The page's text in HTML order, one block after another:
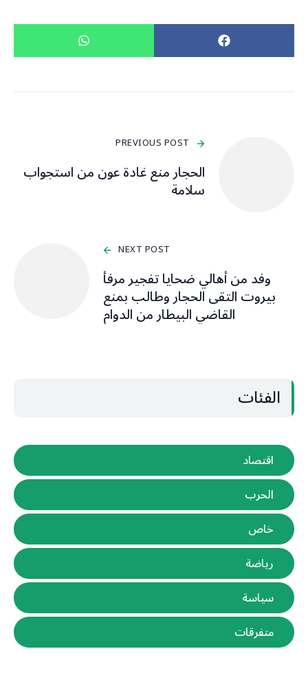
PREVIOUS POST
الحجار منع غادة عون من استجواب
سلامة
NEXT POST
وفد من أهالي ضحايا تفجير مرفأ
بيروت التقى الحجار وطالب بمنع
القاضي البيطار من الدوام
الفئات
اقتصاد
الحرب
خاص
رياضة
سياسة
متفرقات